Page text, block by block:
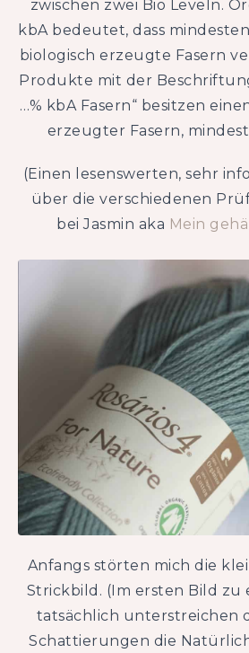
zwischen zwei Bio Leveln.
kbA bedeutet, dass
biologisch erzeugte Fasern
Produkte mit der
…% kbA Fasern“ besitzen
erzeugter Fasern,
(Einen lesenswerten, sehr
über die verschiedenen
bei Jasmin aka Mein
Anfangs störten mich die
Strickbild. (Im ersten Bild
tatsächlich unterstreichen
Schattierungen die